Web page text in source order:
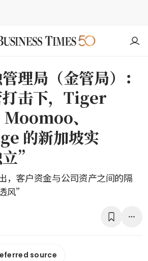
理局（金管局）：
打击下，Tiger
、
的新加坡实
”
，客户资金与公司资产之间的隔
风”
source